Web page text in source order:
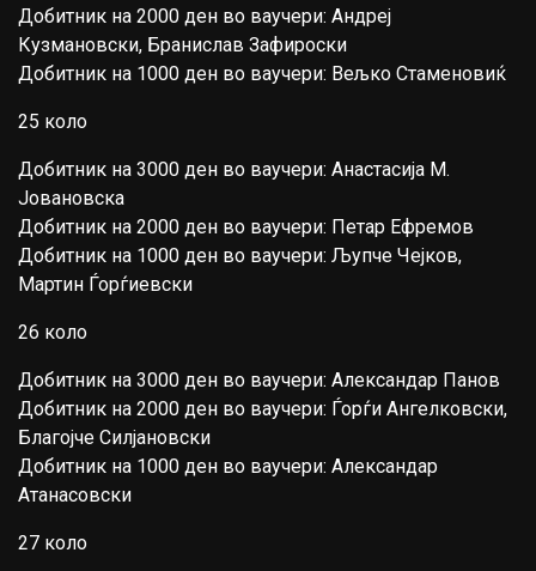
Добитник на 2000 ден во ваучери: Андреј
Кузмановски, Бранислав Зафироски
Добитник на 1000 ден во ваучери: Вељко Стаменовиќ
25 коло
Добитник на 3000 ден во ваучери: Анастасија М.
Јовановска
Добитник на 2000 ден во ваучери: Петар Ефремов
Добитник на 1000 ден во ваучери: Љупче Чејков,
Мартин Ѓорѓиевски
26 коло
Добитник на 3000 ден во ваучери: Александар Панов
Добитник на 2000 ден во ваучери: Ѓорѓи Ангелковски,
Благојче Силјановски
Добитник на 1000 ден во ваучери: Александар
Атанасовски
27 коло